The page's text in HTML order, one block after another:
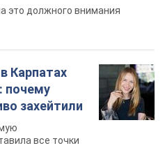
это должного внимания
Карпатах
почему
захейтили
все точки